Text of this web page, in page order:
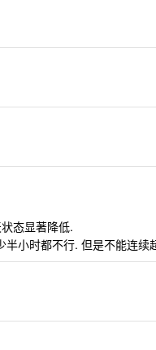
态显著降低.
小时都不行. 但是不能连续